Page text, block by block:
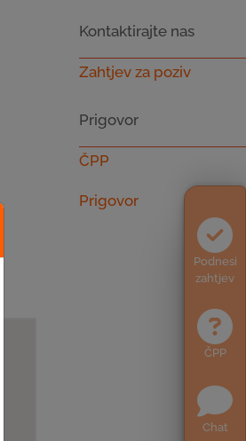
Podnesi
zahtjev
ČPP
Chat
Kontaktirajte nas
Zahtjev za poziv
Prigovor
ČPP
Prigovor